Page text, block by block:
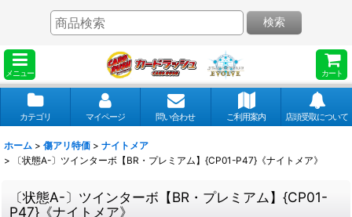
メニュー カート
検索
カテゴリ マイページ 問い合わせ ご利用案内 店頭受取について
ホーム > 傷アリ特価 > ナイトメア
>
〔状態A-〕ツインターボ【BR・プレミアム】{CP01-P47}《ナイトメア》
〔状態A-〕ツインターボ【BR・プレミアム】{CP01-
P47}《ナイトメア》